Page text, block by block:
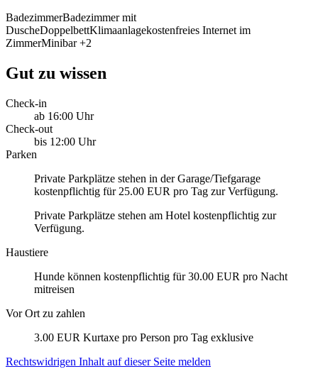
BadezimmerBadezimmer mit
DuscheDoppelbettKlimaanlagekostenfreies Internet im
ZimmerMinibar +2
Gut zu wissen
Check-in
ab 16:00 Uhr
Check-out
bis 12:00 Uhr
Parken
Private Parkplätze stehen in der Garage/Tiefgarage
kostenpflichtig für 25.00 EUR pro Tag zur Verfügung.
Private Parkplätze stehen am Hotel kostenpflichtig zur
Verfügung.
Haustiere
Hunde können kostenpflichtig für 30.00 EUR pro Nacht
mitreisen
Vor Ort zu zahlen
3.00 EUR Kurtaxe pro Person pro Tag exklusive
Rechtswidrigen Inhalt auf dieser Seite melden